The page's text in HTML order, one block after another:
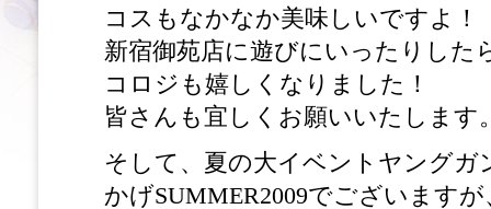
コスもなかなか美味しいですよ！
新宿御苑店に遊びにいったりした
コロジも嬉しくなりました！
皆さんも宜しくお願いいたします
そして、夏の大イベントヤングガ
かげSUMMER2009でございますが